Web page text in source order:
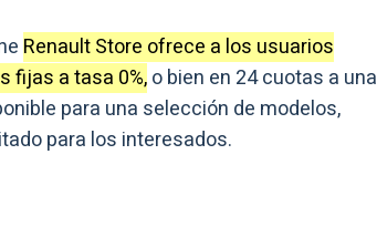
Renault Store ofrece a los usuarios
fijas a tasa 0%,o bien en 24 cuotas a una
para una selección de modelos,
para los interesados.